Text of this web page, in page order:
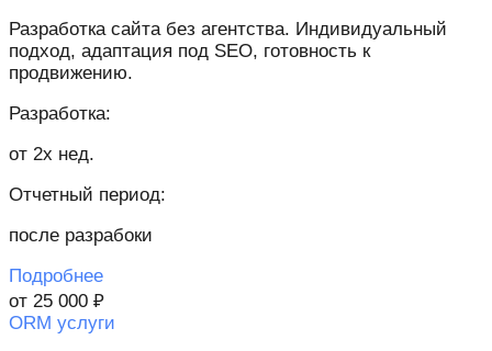
Разработка сайта без агентства. Индивидуальный
подход, адаптация под SEO, готовность к
продвижению.
Разработка:
от 2х нед.
Отчетный период:
после разрабоки
Подробнее
от 25 000 ₽
ORM услуги